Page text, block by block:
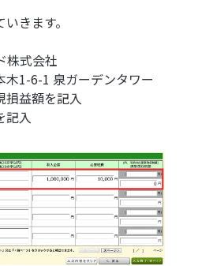
きます。
株式会社
1-6-1 泉ガーデンタワー
損益額を記入
記入